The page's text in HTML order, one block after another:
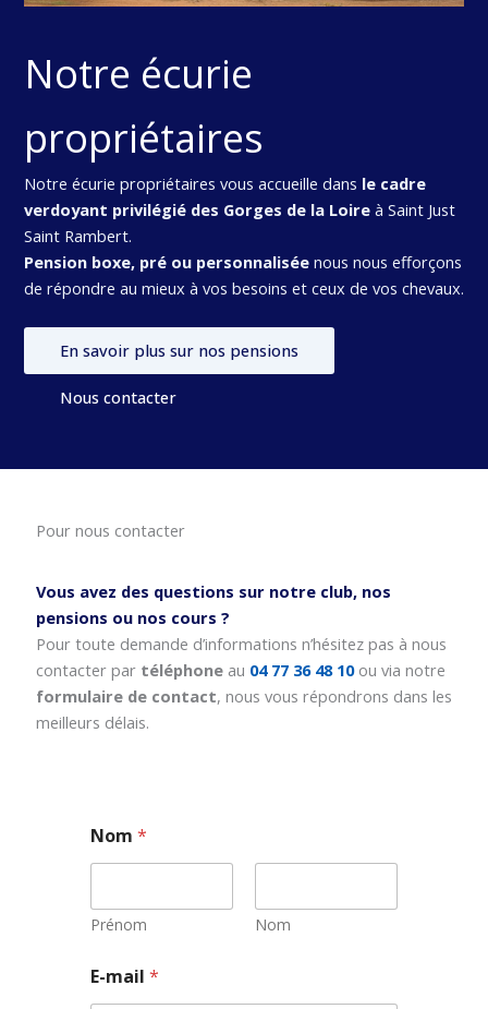
Notre écurie
propriétaires
Notre écurie propriétaires vous accueille dans le cadre
verdoyant privilégié des Gorges de la Loireà Saint Just
Saint Rambert.
Pension boxe, pré ou personnaliséenous nous efforçons
de répondre au mieux à vos besoins et ceux de vos chevaux.
En savoir plus sur nos pensions
Nous contacter
Pour nous contacter
Vous avez des questions sur notre club, nos
pensions ou nos cours ?
Pour toute demande d’informations n’hésitez pas à nous
contacter par téléphoneau 04 77 36 48 10 ou via notre
formulaire de contact, nous vous répondrons dans les
meilleurs délais.
Nom*
Prénom Nom
E-mail*